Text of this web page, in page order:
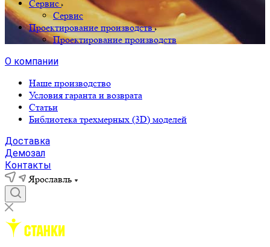
Сервис
Сервис
Проектирование производств
Проектирование производств
О компании
Наше производство
Условия гаранта и возврата
Статьи
Библиотека трехмерных (3D) моделей
Доставка
Демозал
Контакты
Ярославль